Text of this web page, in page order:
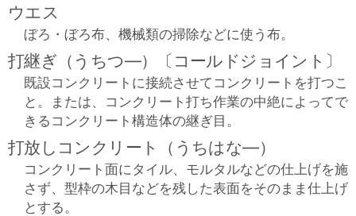
ウエス
ぼろ・ぼろ布、機械類の掃除などに使う布。
打継ぎ（うちつ―）〔コールドジョイント〕
既設コンクリートに接続させてコンクリートを打つこ
と。または、コンクリート打ち作業の中絶によってで
きるコンクリート構造体の継ぎ目。
打放しコンクリート（うちはな―）
コンクリート面にタイル、モルタルなどの仕上げを施
さず、型枠の木目などを残した表面をそのまま仕上げ
とする。